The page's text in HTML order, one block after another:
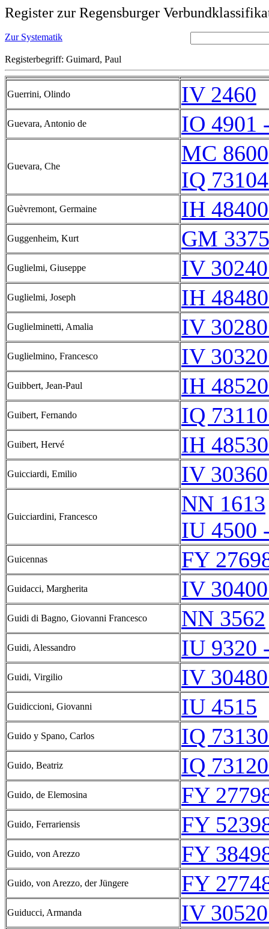
Register zur Regensburger
Zur Systematik
Registerbegriff: Guimard, Paul
Guerrini, Olindo IV 2460
Guevara, Antonio de IO 4901
Guevara, Che
MC 8600
IQ
Guèvremont, Germaine IH
Guggenheim, Kurt GM
Guglielmi, Giuseppe IV
Guglielmi, Joseph IH
Guglielminetti, Amalia IV
Guglielmino, Francesco IV
Guibbert, Jean-Paul IH
Guibert, Fernando IQ
Guibert, Hervé IH
Guicciardi, Emilio IV
Guicciardini, Francesco
NN 1613
IU 4500
Guicennas FY
Guidacci, Margherita IV
Guidi di Bagno, Giovanni Francesco NN 3562
Guidi, Alessandro IU 9320
Guidi, Virgilio IV
Guidiccioni, Giovanni IU 4515
Guido y Spano, Carlos IQ
Guido, Beatriz IQ
Guido, de Elemosina FY
Guido, Ferrariensis FY
Guido, von Arezzo FY
Guido, von Arezzo, der Jüngere FY
Guiducci, Armanda IV